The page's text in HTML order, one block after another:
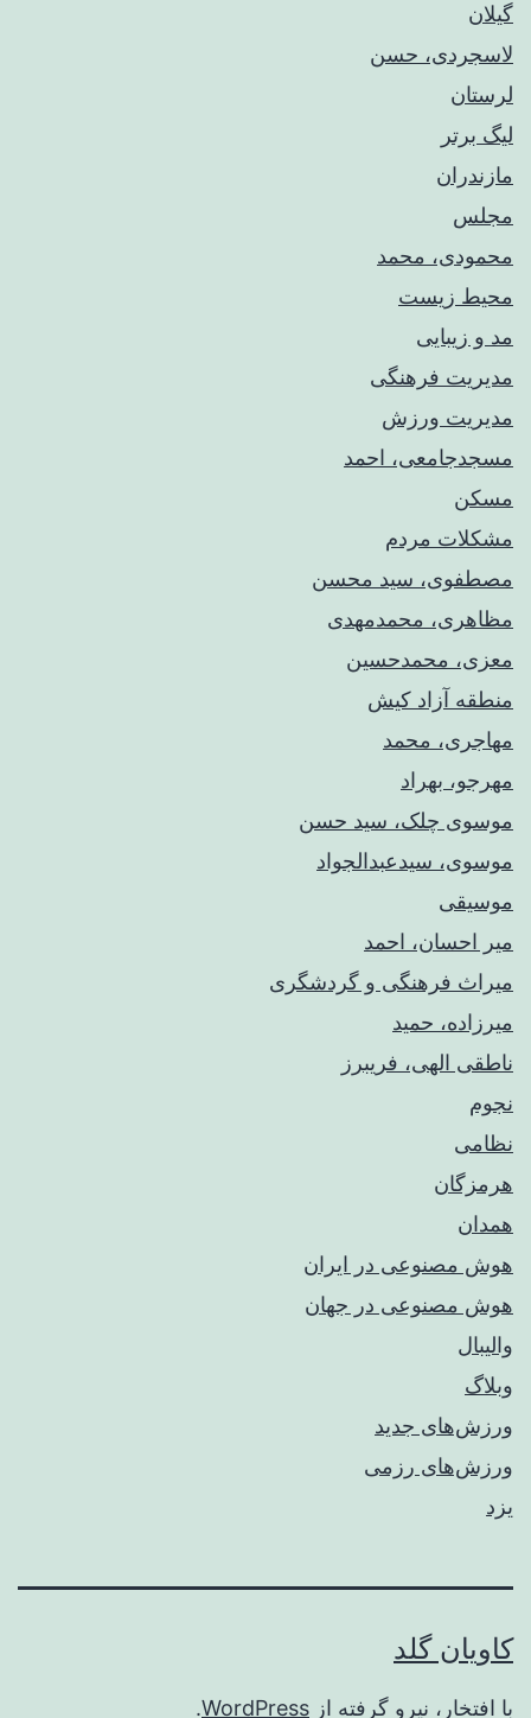
گیلان
لاسجردی، حسن
لرستان
لیگ برتر
مازندران
مجلس
محمودی، محمد
محیط زیست
مد و زیبایی
مدیریت فرهنگی
مدیریت ورزش
مسجدجامعی، احمد
مسکن
مشکلات مردم
مصطفوی، سید محسن
مظاهری، محمدمهدی
معزی، محمدحسین
منطقه آزاد کیش
مهاجری، محمد
مهرجو، بهراد
موسوی چلک، سید حسن
موسوی، سیدعبدالجواد
موسیقی
میر احسان، احمد
میراث فرهنگی و گردشگری
میرزاده، حمید
ناطقی الهی، فریبرز
نجوم
نظامی
هرمزگان
همدان
هوش مصنوعی در ایران
هوش مصنوعی در جهان
والیبال
وبلاگ
ورزش‌های جدید
ورزش‌های رزمی
یزد
کاویان گلد
با افتخار، نیرو گرفته از WordPress
.